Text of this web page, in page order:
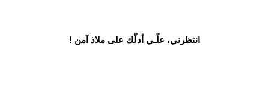
انتظرني، علّـي أدلّك على ملاذ آمن !